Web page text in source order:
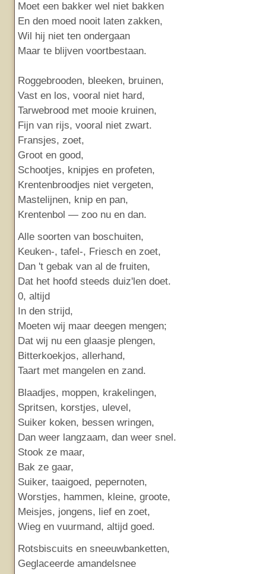
Moet een bakker wel niet bakken
En den moed nooit laten zakken,
Wil hij niet ten ondergaan
Maar te blijven voortbestaan.
Roggebrooden, bleeken, bruinen,
Vast en los, vooral niet hard,
Tarwebrood met mooie kruinen,
Fijn van rijs, vooral niet zwart.
Fransjes, zoet,
Groot en good,
Schootjes, knipjes en profeten,
Krentenbroodjes niet vergeten,
Mastelijnen, knip en pan,
Krentenbol — zoo nu en dan.
Alle soorten van boschuiten,
Keuken-, tafel-, Friesch en zoet,
Dan 't gebak van al de fruiten,
Dat het hoofd steeds duiz'len doet.
0, altijd
In den strijd,
Moeten wij maar deegen mengen;
Dat wij nu een glaasje plengen,
Bitterkoekjos, allerhand,
Taart met mangelen en zand.
Blaadjes, moppen, krakelingen,
Spritsen, korstjes, ulevel,
Suiker koken, bessen wringen,
Dan weer langzaam, dan weer snel.
Stook ze maar,
Bak ze gaar,
Suiker, taaigoed, pepernoten,
Worstjes, hammen, kleine, groote,
Meisjes, jongens, lief en zoet,
Wieg en vuurmand, altijd goed.
Rotsbiscuits en sneeuwbanketten,
Geglaceerde amandelsnee